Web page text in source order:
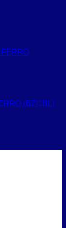
(BZI1BL)